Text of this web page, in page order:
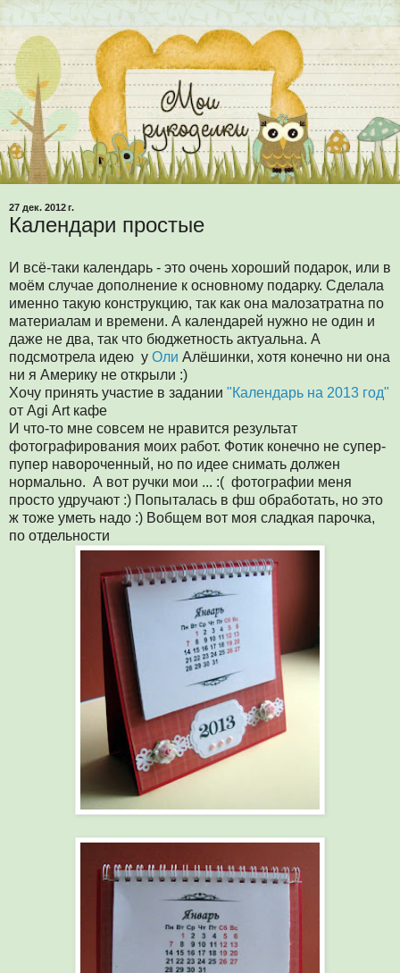
27 дек. 2012 г.
Календари простые
И всё-таки календарь - это очень хороший подарок, или в
моём случае дополнение к основному подарку. Сделала
именно такую конструкцию, так как она малозатратна по
материалам и времени. А календарей нужно не один и
даже не два, так что бюджетность актуальна. А
подсмотрела идею у Оли Алёшинки, хотя конечно ни она
ни я Америку не открыли :)
Хочу принять участие в задании "Календарь на 2013 год"
от Agi Аrt кафе
И что-то мне совсем не нравится результат
фотографирования моих работ. Фотик конечно не супер-
пупер навороченный, но по идее снимать должен
нормально. А вот ручки мои ... :( фотографии меня
просто удручают :) Попыталась в фш обработать, но это
ж тоже уметь надо :) Вобщем вот моя сладкая парочка,
по отдельности